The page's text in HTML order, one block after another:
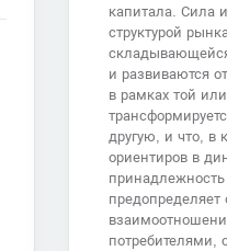
капитала. Сила
структурой
и развиваются
в рамках той
другую, и что, в
ориентиров в
предопределяет
потребителями,